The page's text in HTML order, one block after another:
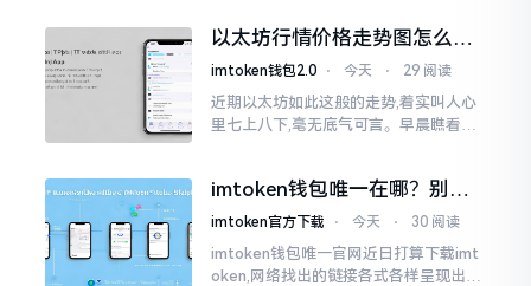
以太坊行情价格走势图怎么看
才不亏钱
imtoken钱包2.0 ⋅ 今天 ⋅ 29 阅读
近期以太坊如此这般的走势,着实叫人心
里七上八下,毫无底气可言。早晨瞧看之
得让人心里直冒慌意。
imtoken钱包唯一在哪？别乱
点，小心假网站
imtoken官方下载 ⋅ 今天 ⋅ 30 阅读
imtoken钱包唯一官网近日打算下载imt
oken,网络找出的链接各式各样呈现出乱